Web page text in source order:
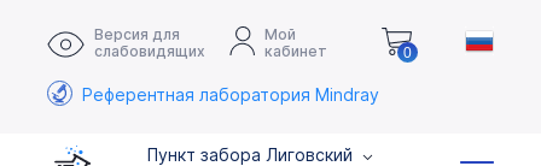
Версия для
слабовидящих
Мой
кабинет
0
Референтная лаборатория Mindray
Пункт забора Лиговский